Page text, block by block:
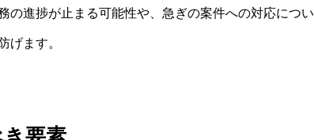
の進捗が止まる可能性や、急ぎの案件への対応につい
げます。